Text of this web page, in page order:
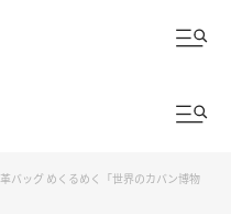
バッグ めくるめく「世界のカバン博物